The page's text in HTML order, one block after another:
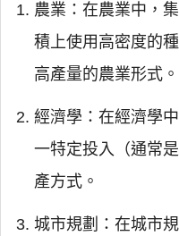
農業：在農業中，
積上使用高密度的
高產量的農業形式。
經濟學：在經濟學
一特定投入（通常
產方式。
城市規劃：在城市